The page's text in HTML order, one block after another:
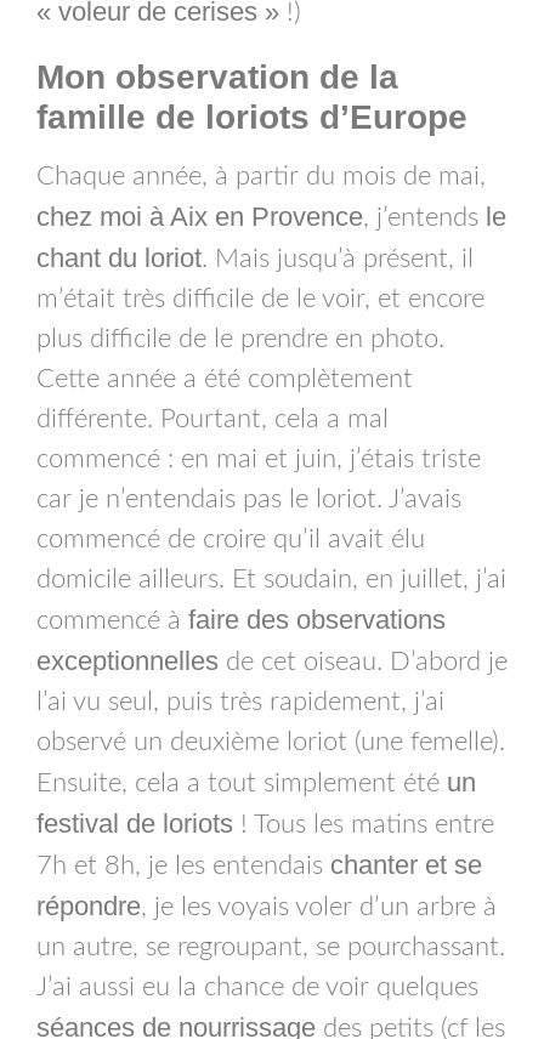
« voleur de cerises » !)
Mon observation de la
famille de loriots d’Europe
Chaque année, à partir du mois de mai,
chez moi à Aix en Provence, j’entends le
chant du loriot. Mais jusqu’à présent, il
m’était très difficile de le voir, et encore
plus difficile de le prendre en photo.
Cette année a été complètement
différente. Pourtant, cela a mal
commencé : en mai et juin, j’étais triste
car je n’entendais pas le loriot. J’avais
commencé de croire qu’il avait élu
domicile ailleurs. Et soudain, en juillet, j’ai
commencé à faire des observations
exceptionnelles de cet oiseau. D’abord je
l’ai vu seul, puis très rapidement, j’ai
observé un deuxième loriot (une femelle).
Ensuite, cela a tout simplement été un
festival de loriots ! Tous les matins entre
7h et 8h, je les entendais chanter et se
répondre, je les voyais voler d’un arbre à
un autre, se regroupant, se pourchassant.
J’ai aussi eu la chance de voir quelques
séances de nourrissage des petits (cf les